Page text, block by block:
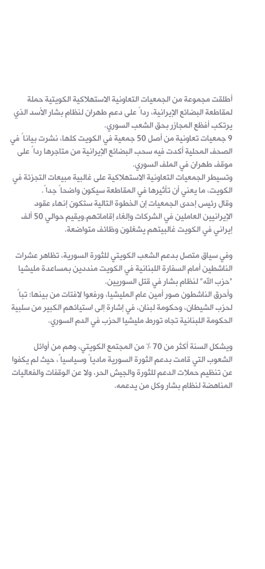
أطلقت مجموعة من الجمعيات التعاونية الاستهلاكية الكويتية حملة
لمقاطعة البضائع الإيرانية، رداً على دعم طهران لنظام بشار الأسد الذي
يرتكب أفظع المجازر بحق الشعب السوري.
9 جمعيات تعاونية من أصل 50 جمعية في الكويت كلها، نشرت بياناً في
الصحف المحلية أكدت فيه سحب البضائع الإيرانية من متاجرها رداً على
موقف طهران في الملف السوري.
وتسيطر الجمعيات التعاونية الاستهلاكية على غالبية مبيعات التجزئة في
الكويت، ما يعني أن تأثيرها في المقاطعة سيكون واضحاً جداً.
وقال رئيس إحدى الجمعيات إن الخطوة التالية ستكون إنهاء عقود
الإيرانيين العاملين في الشركات وإلغاء إقاماتهم.ويقيم حوالي 50 ألف
إيراني في الكويت غالبيتهم يشغلون وظائف متواضعة.
وفي سياق متصل بدعم الشعب الكويتي للثورة السورية، تظاهر عشرات
الناشطين أمام السفارة اللبنانية في الكويت منددين بمساعدة مليشيا
"حزب الله" لنظام بشار في قتل السوريين.
وأحرق الناشطون صور أمين عام المليشيا، ورفعوا لافتات من بينها: تباً
لحزب الشيطان، وحكومة لبنان، في إشارة إلى استيائهم الكبير من سلبية
الحكومة اللبنانية تجاه تورط مليشيا الحزب في الدم السوري.
ويشكل السنة أكثر من 70 % من المجتمع الكويتي، وهم من أوائل
الشعوب التي قامت بدعم الثورة السورية مادياً وسياسياً، حيث لم يكفوا
عن تنظيم حملات الدعم للثورة والجيش الحر، ولا عن الوقفات والفعاليات
المناهضة لنظام بشار وكل من يدعمه.